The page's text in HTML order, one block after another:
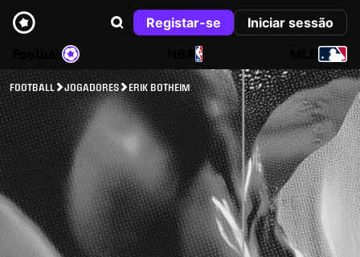
Registar-se
Iniciar sessão
NBA
FOOTBALL JOGADORES ERIK BOTHEIM